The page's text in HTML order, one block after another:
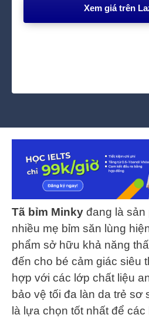
Xem giá trên
Tã bỉm Minky đang là
nhiều mẹ bỉm săn lùng
phẩm sở hữu khả năng
đến cho bé cảm giác siêu
hợp với các lớp chất liệu
bảo vệ tối đa làn da trẻ
là lựa chọn tốt nhất để